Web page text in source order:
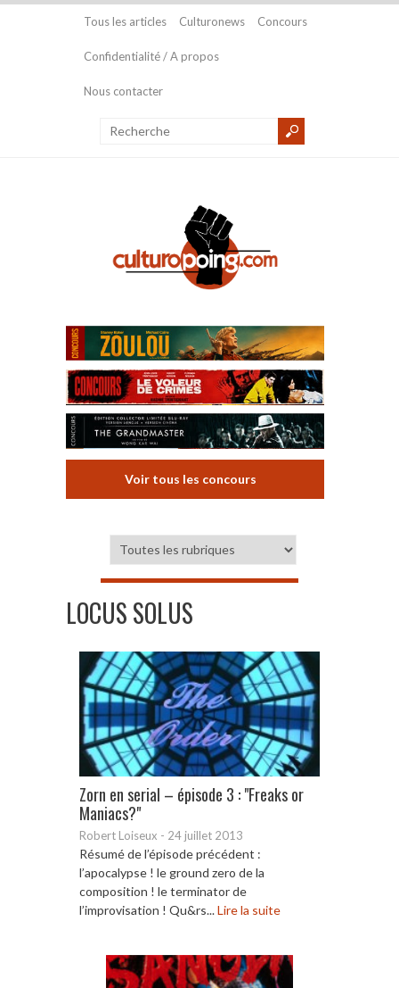
Tous les articles Culturonews Concours
Confidentialité / A propos
Nous contacter
Voir tous les concours
LOCUS SOLUS
Zorn en serial – épisode 3 : "Freaks or
Maniacs?"
Robert Loiseux - 24 juillet 2013
Résumé de l’épisode précédent :
l’apocalypse ! le ground zero de la
composition ! le terminator de
l’improvisation ! Qu&rs...Lire la suite